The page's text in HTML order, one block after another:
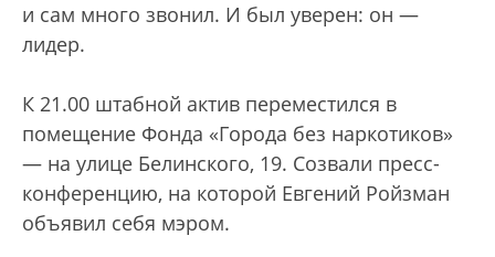
и сам много звонил. И был уверен: он —
лидер.
К 21.00 штабной актив переместился в
помещение Фонда «Города без наркотиков»
— на улице Белинского, 19. Созвали пресс-
конференцию, на которой Евгений Ройзман
объявил себя мэром.